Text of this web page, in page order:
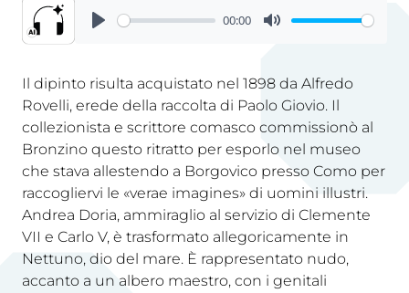
00:00
Il dipinto risulta acquistato nel 1898 da Alfredo
Rovelli, erede della raccolta di Paolo Giovio. Il
collezionista e scrittore comasco commissionò al
Bronzino questo ritratto per esporlo nel museo
che stava allestendo a Borgovico presso Como per
raccogliervi le «verae imagines» di uomini illustri.
Andrea Doria, ammiraglio al servizio di Clemente
VII e Carlo V, è trasformato allegoricamente in
Nettuno, dio del mare. È rappresentato nudo,
accanto a un albero maestro, con i genitali